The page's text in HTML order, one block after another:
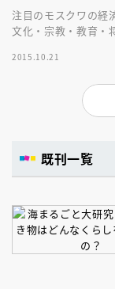
注目のモスクワの経
文化・宗教・教育・
ルビ。写真やデータ
2015.10.21
既刊一覧